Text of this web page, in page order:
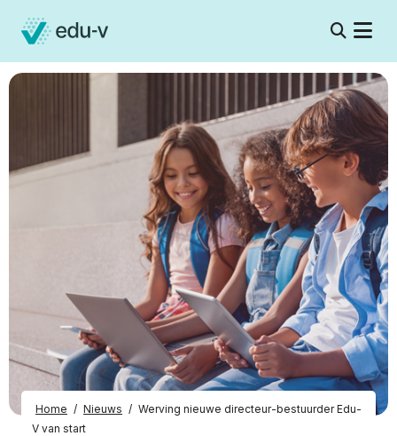
Home / Nieuws / Werving nieuwe directeur-bestuurder Edu-
V van start